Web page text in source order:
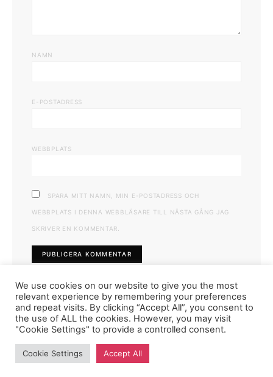
NAMN
E-POSTADRESS
WEBBPLATS
SPARA MITT NAMN, MIN E-POSTADRESS OCH
WEBBPLATS I DENNA WEBBLÄSARE TILL NÄSTA GÅNG JAG
SKRIVER EN KOMMENTAR.
FASHIONINK.SE
We use cookies on our website to give you the most
relevant experience by remembering your preferences
and repeat visits. By clicking “Accept All”, you consent to
the use of ALL the cookies. However, you may visit
"Cookie Settings" to provide a controlled consent.
Cookie Settings Accept All